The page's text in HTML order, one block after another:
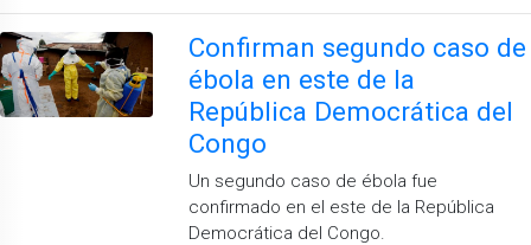
Confirman segundo caso de
ébola en este de la
República Democrática del
Congo
Un segundo caso de ébola fue
confirmado en el este de la República
Democrática del Congo.